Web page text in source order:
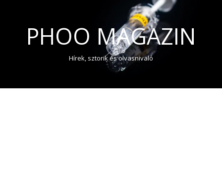
PHOO MAGAZIN
Hírek, sztorik és olvasnivaló